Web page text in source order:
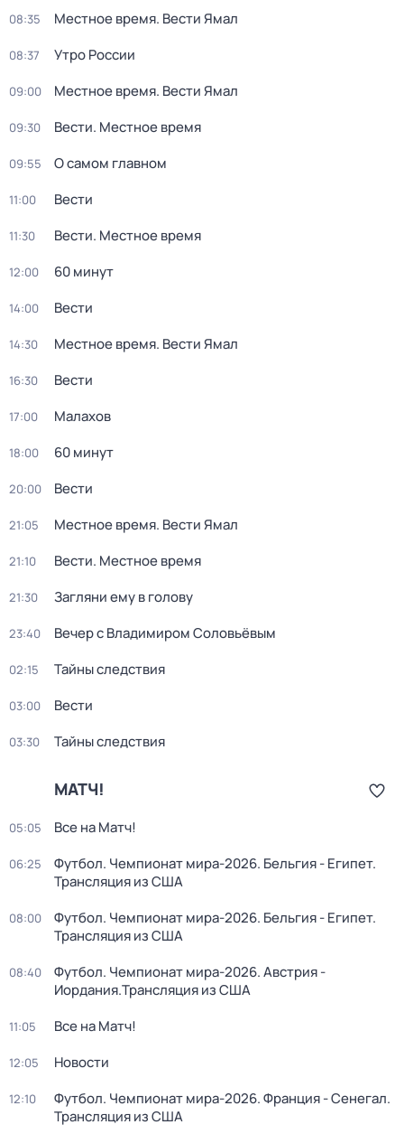
08:35 Местное время. Вести Ямал
08:37 Утро России
09:00 Местное время. Вести Ямал
09:30 Вести. Местное время
09:55 О самом главном
11:00 Вести
11:30 Вести. Местное время
12:00 60 минут
14:00 Вести
14:30 Местное время. Вести Ямал
16:30 Вести
17:00 Малахов
18:00 60 минут
20:00 Вести
21:05 Местное время. Вести Ямал
21:10 Вести. Местное время
21:30 Загляни ему в голову
23:40 Вечер с Владимиром Соловьёвым
02:15 Тайны следствия
03:00 Вести
03:30 Тайны следствия
МАТЧ!
05:05 Все на Матч!
06:25
Футбол. Чемпионат мира-2026. Бельгия - Египет.
Трансляция из США
08:00
Футбол. Чемпионат мира-2026. Бельгия - Египет.
Трансляция из США
08:40
Футбол. Чемпионат мира-2026. Австрия -
Иордания.Трансляция из США
11:05 Все на Матч!
12:05 Новости
12:10
Футбол. Чемпионат мира-2026. Франция - Сенегал.
Трансляция из США